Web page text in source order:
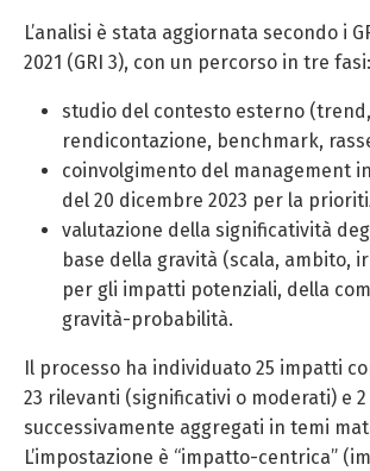
L’analisi è stata aggiornata secondo i
2021 (GRI 3), con un percorso in tre fasi:
studio del contesto esterno
rendicontazione, benchmark,
coinvolgimento del management
del 20 dicembre 2023 per la
valutazione della significatività
base della gravità (scala, ambito,
per gli impatti potenziali, della
gravità-probabilità.
Il processo ha individuato 25 impatti
23 rilevanti (significativi o moderati) e
successivamente aggregati in temi
L’impostazione è “impatto-centrica”